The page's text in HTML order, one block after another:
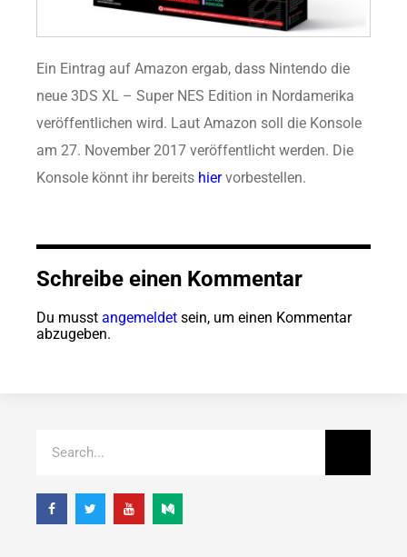
Ein Eintrag auf Amazon ergab, dass Nintendo die
neue 3DS XL – Super NES Edition in Nordamerika
veröffentlichen wird. Laut Amazon soll die Konsole
am 27. November 2017 veröffentlicht werden. Die
Konsole könnt ihr bereits hiervorbestellen.
Schreibe einen Kommentar
Du musst angemeldet sein, um einen Kommentar
abzugeben.